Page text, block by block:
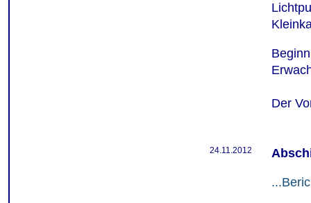
Der
24.11.2012